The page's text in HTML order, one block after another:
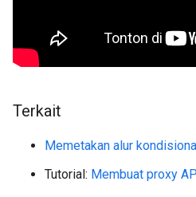
Terkait
Memetakan alur
Tutorial: Membuat proxy